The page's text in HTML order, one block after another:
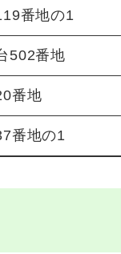
番地の1
502番地
番地
番地の1